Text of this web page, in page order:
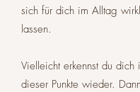
sich für dich im Alltag
lassen.
Vielleicht erkennst du dich
dieser Punkte wieder.